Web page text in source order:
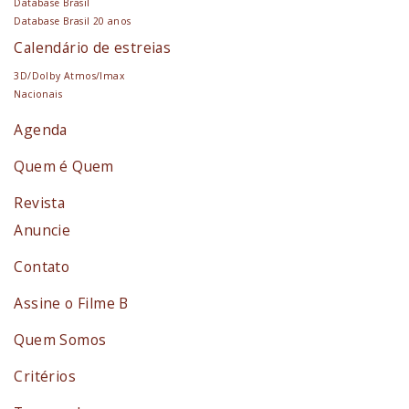
Database Brasil
Database Brasil 20 anos
Calendário de estreias
3D/Dolby Atmos/Imax
Nacionais
Agenda
Quem é Quem
Revista
Anuncie
Contato
Assine o Filme B
Quem Somos
Critérios